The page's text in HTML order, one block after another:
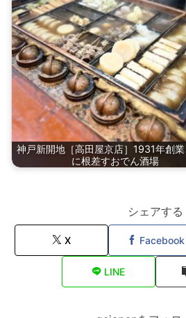
神戸新開地［高田屋京店］1931年創
に根差すおでん酒場
シェアする
X Facebook
LINE